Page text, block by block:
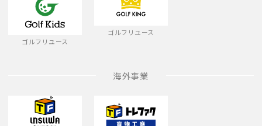
ゴルフリユース
ゴルフリユース
海外事業